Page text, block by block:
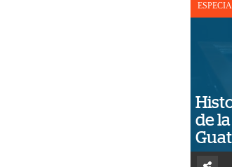
de